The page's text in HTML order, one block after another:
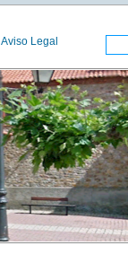
Aviso Legal